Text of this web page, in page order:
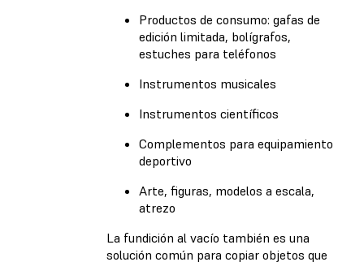
Productos de consumo: gafas de
edición limitada, bolígrafos,
estuches para teléfonos
Instrumentos musicales
Instrumentos científicos
Complementos para equipamiento
deportivo
Arte, figuras, modelos a escala,
atrezo
La fundición al vacío también es una
solución común para copiar objetos que